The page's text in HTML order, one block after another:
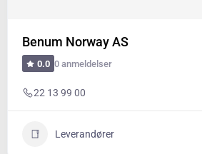
Benum Norway AS
0.0 0 anmeldelser
22 13 99 00
Leverandører